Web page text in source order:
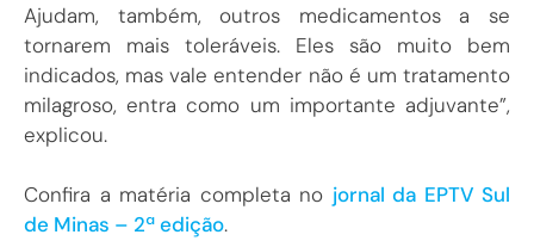
Ajudam, também, outros medicamentos a se
tornarem mais toleráveis. Eles são muito bem
indicados, mas vale entender não é um tratamento
milagroso, entra como um importante adjuvante”,
explicou.
Confira a matéria completa no jornal da EPTV Sul
de Minas – 2ª edição.